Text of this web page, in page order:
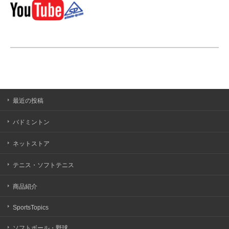
最近の投稿
バドミントン
ネットストア
テニス・ソフトテニス
商品紹介
SportsTopics